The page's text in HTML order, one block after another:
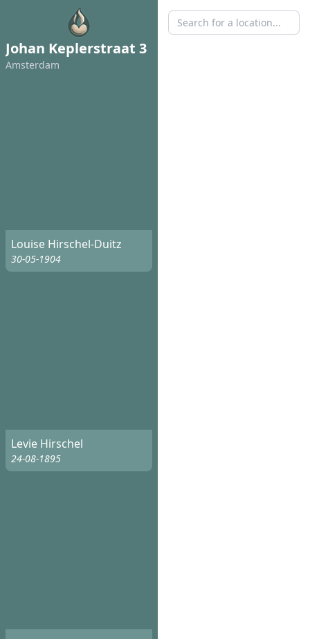
Johan Keplerstraat 3
Amsterdam
Louise Hirschel-Duitz
30-05-1904
Levie Hirschel
24-08-1895